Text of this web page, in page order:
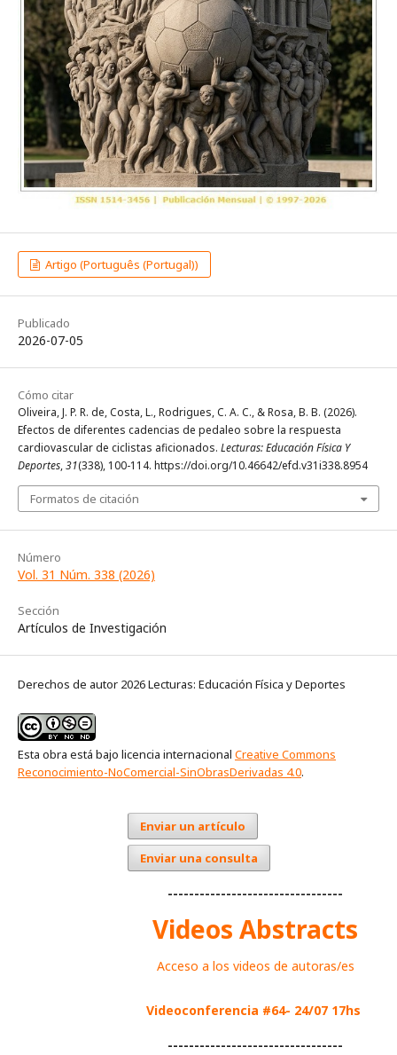
Artigo (Português (Portugal))
Publicado
2026-07-05
Cómo citar
Oliveira, J. P. R. de, Costa, L., Rodrigues, C. A. C., & Rosa, B. B. (2026).
Efectos de diferentes cadencias de pedaleo sobre la respuesta
cardiovascular de ciclistas aficionados. Lecturas: Educación Física Y
Deportes,31(338), 100-114. https://doi.org/10.46642/efd.v31i338.8954
Formatos de citación
Número
Vol. 31 Núm. 338 (2026)
Sección
Artículos de Investigación
Derechos de autor 2026 Lecturas: Educación Física y Deportes
Esta obra está bajo licencia internacional Creative Commons
Reconocimiento-NoComercial-SinObrasDerivadas 4.0.
Enviar un artículo
Enviar una consulta
---------------------------------
Videos Abstracts
Acceso a los videos de autoras/es
Videoconferencia #64- 24/07 17hs
---------------------------------